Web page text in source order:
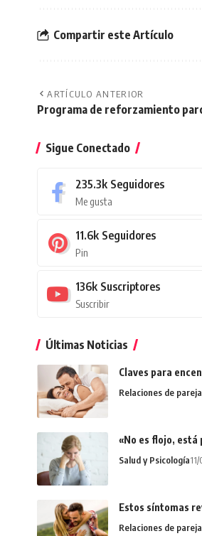
Compartir este Artículo
ARTÍCULO ANTERIOR
Programa de reforzamiento
Sigue Conectado
235.3k Seguidores
Me gusta
11.6k Seguidores
Pin
136k Suscriptores
Suscribir
Últimas Noticias
Claves para
Relaciones de pareja
«No es flojo, está
Salud y Psicología
Estos síntomas
Relaciones de pareja